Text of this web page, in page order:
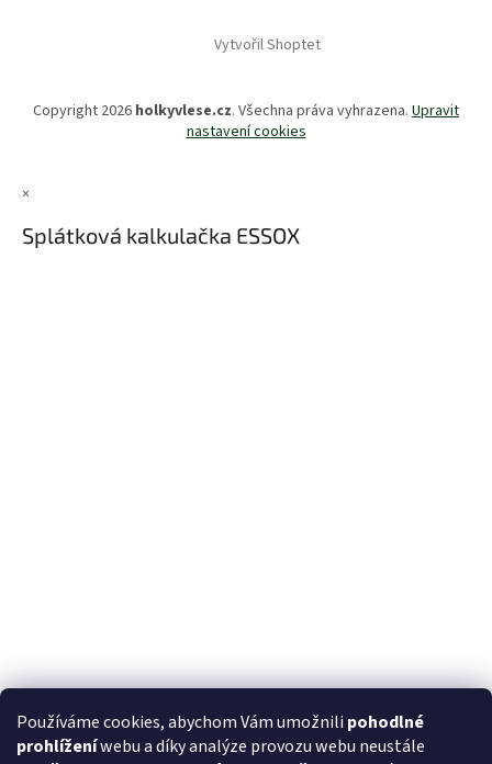
Používáme cookies, abychom Vám umožnili pohodlné
prohlíženíwebu a díky analýze provozu webu neustále
Vytvořil Shoptet
Copyright 2026 holkyvlese.cz. Všechna práva vyhrazena. Upravit
nastavení cookies
×
Splátková kalkulačka ESSOX